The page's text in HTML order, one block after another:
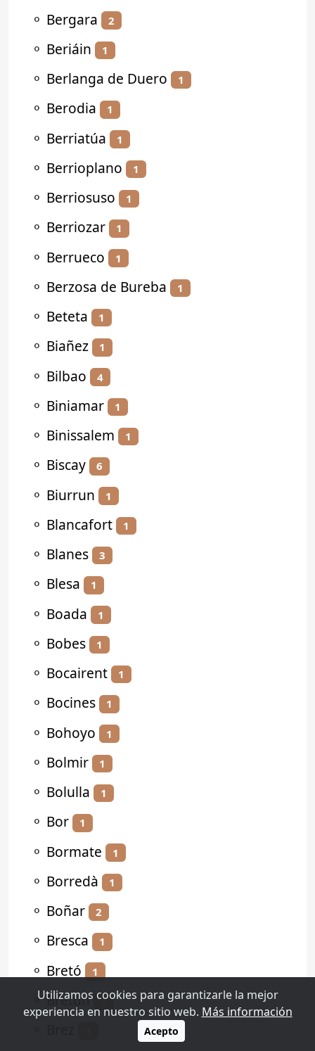
⚬ Bergara 2
⚬ Beriáin 1
⚬ Berlanga de Duero 1
⚬ Berodia 1
⚬ Berriatúa 1
⚬ Berrioplano 1
⚬ Berriosuso 1
⚬ Berriozar 1
⚬ Berrueco 1
⚬ Berzosa de Bureba 1
⚬ Beteta 1
⚬ Biañez 1
⚬ Bilbao 4
⚬ Biniamar 1
⚬ Binissalem 1
⚬ Biscay 6
⚬ Biurrun 1
⚬ Blancafort 1
⚬ Blanes 3
⚬ Blesa 1
⚬ Boada 1
⚬ Bobes 1
⚬ Bocairent 1
⚬ Bocines 1
⚬ Bohoyo 1
⚬ Bolmir 1
⚬ Bolulla 1
⚬ Bor 1
⚬ Bormate 1
⚬ Borredà 1
⚬ Boñar 2
⚬ Bresca 1
⚬ Bretó 1
⚬Bretún 1
Utilizamos cookies para garantizarle la mejor
experiencia en nuestro sitio web. Más información
Acepto